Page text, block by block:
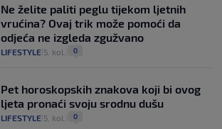
Ne želite paliti peglu tijekom ljetnih
vrućina? Ovaj trik može pomoći da
odjeća ne izgleda zgužvano
LIFESTYLE 5. kol. 0
Pet horoskopskih znakova koji bi ovog
ljeta pronaći svoju srodnu dušu
LIFESTYLE 5. kol. 0